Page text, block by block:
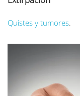
Quistes y tumores.